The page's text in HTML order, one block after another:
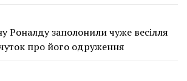
Роналду заполонили чуже весілля
про його одруження